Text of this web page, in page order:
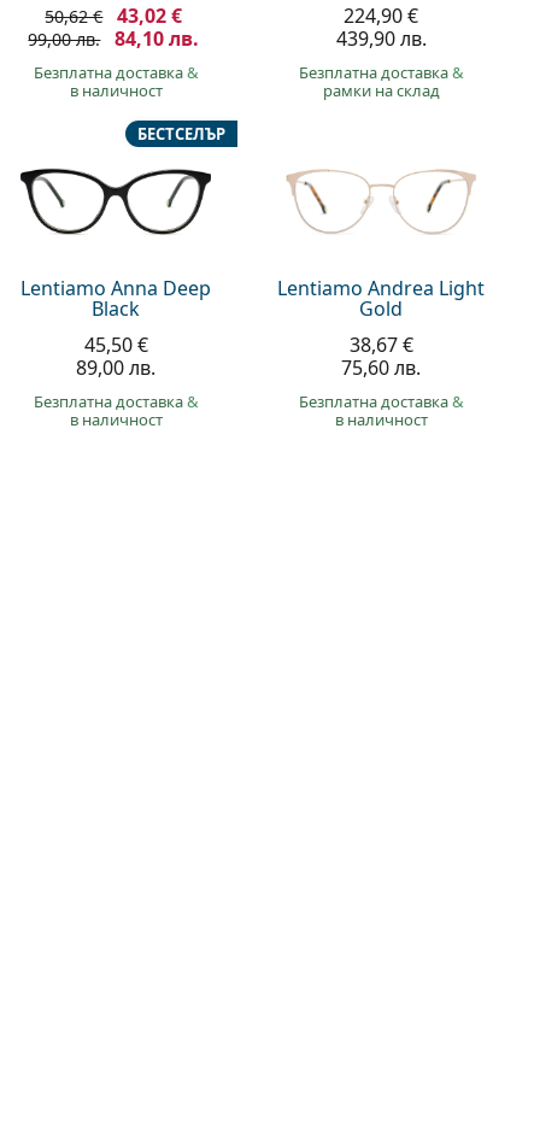
50,62 € 43,02 €
99,00 лв. 84,10 лв.
Безплатна доставка&
в наличност
224,90 €
439,90 лв.
Безплатна доставка&
рамки на склад
Lentiamo Anna Deep
Black
БЕСТСЕЛЪР
45,50 €
89,00 лв.
Безплатна доставка&
в наличност
Lentiamo Andrea Light
Gold
38,67 €
75,60 лв.
Безплатна доставка&
в наличност